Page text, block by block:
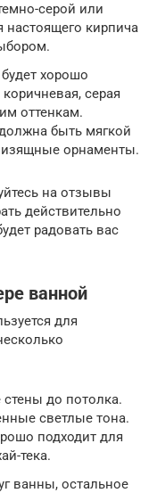
серой или
настоящего кирпича
хорошо
серая
оттенкам.
быть мягкой
орнаменты.
на отзывы
действительно
радовать вас
ванной
для
до потолка.
светлые тона.
подходит для
тека.
ванны, остальное